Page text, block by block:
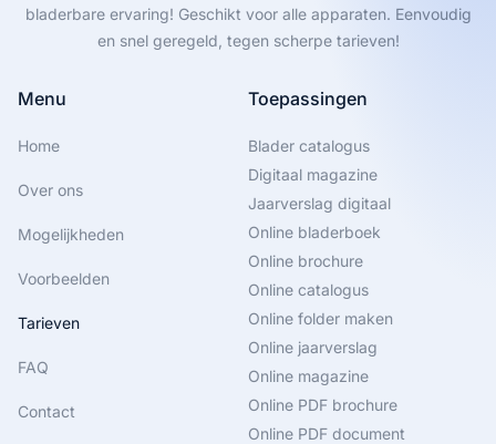
bladerbare ervaring! Geschikt voor alle apparaten. Eenvoudig
en snel geregeld, tegen scherpe tarieven!
Menu
Home
Over ons
Mogelijkheden
Voorbeelden
Tarieven
FAQ
Contact
Toepassingen
Blader catalogus
Digitaal magazine
Jaarverslag digitaal
Online bladerboek
Online brochure
Online catalogus
Online folder maken
Online jaarverslag
Online magazine
Online PDF brochure
Online PDF document